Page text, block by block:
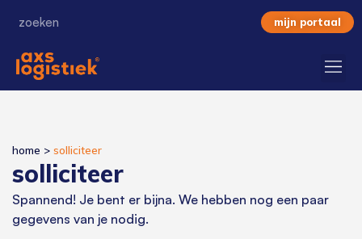
mijn portaal
home > solliciteer
solliciteer
Spannend! Je bent er bijna. We hebben nog een paar
gegevens van je nodig.